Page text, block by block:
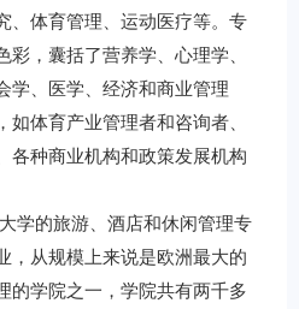
、体育管理、运动医疗等。专
，囊括了营养学、心理学、
学、医学、经济和商业管理
体育产业管理者和咨询者、
各种商业机构和政策发展机构
学的旅游、酒店和休闲管理专
，从规模上来说是欧洲最大的
的学院之一，学院共有两千多